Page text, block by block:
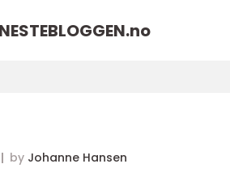
no
by Johanne Hansen